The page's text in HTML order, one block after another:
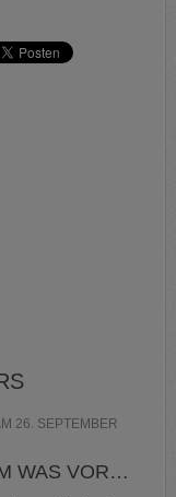
26. SEPTEMBER
WAS VOR…